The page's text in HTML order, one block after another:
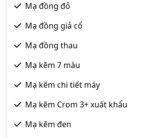
Mạ đồng đỏ
Mạ đồng giả cổ
Mạ đồng thau
Mạ kẽm 7 màu
Mạ kẽm chi tiết máy
Mạ kẽm Crom 3+ xuất khẩu
Mạ kẽm đen